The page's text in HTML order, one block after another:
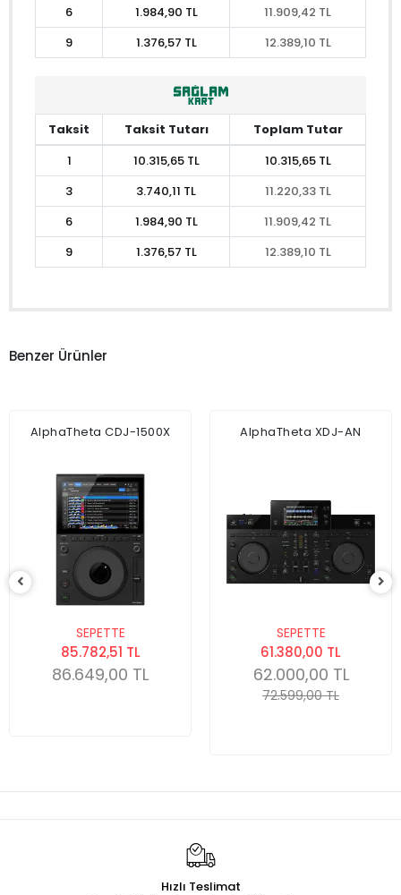
6
1.984,90 TL
11.909,42 TL
9
1.376,57 TL 12.389,10 TL
Taksit Taksit Tutarı
Toplam Tutar
1
10.315,65 TL
10.315,65 TL
3
3.740,11 TL
11.220,33 TL
6
1.984,90 TL
11.909,42 TL
9
1.376,57 TL 12.389,10 TL
Benzer Ürünler
AlphaTheta CDJ-1500X
SEPETTE
85.782,51 TL
86.649,00 TL
AlphaTheta XDJ-AN
SEPETTE
61.380,00 TL
62.000,00 TL
72.599,00 TL
Hızlı Teslimat